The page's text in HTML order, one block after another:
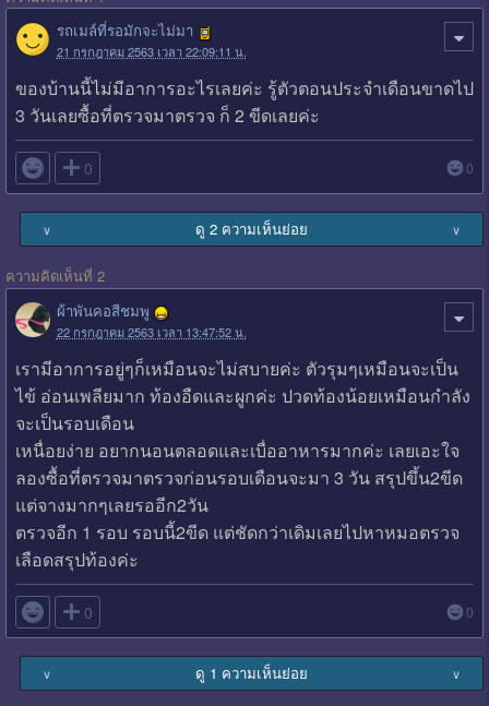
รถเมล์ที่รอมักจะไม่มา
21 กรกฎาคม 2563 เวลา 22:09:11 น.
ของบ้านนี้ไม่มีอาการอะไรเลยค่ะ รู้ตัวตอนประจำเดือนขาดไป
3 วันเลยซื้อที่ตรวจมาตรวจ ก็ 2 ขีดเลยค่ะ
 0 0
∨ ดู 2 ความเห็นย่อย ∨
ความคิดเห็นที่ 2
ผ้าพันคอสีชมพู
22 กรกฎาคม 2563 เวลา 13:47:52 น.
เรามีอาการอยู่ๆก็เหมือนจะไม่สบายค่ะ ตัวรุมๆเหมือนจะเป็น
ไข้ อ่อนเพลียมาก ท้องอืดและผูกค่ะ ปวดท้องน้อยเหมือนกำลัง
จะเป็นรอบเดือน
เหนื่อยง่าย อยากนอนตลอดและเบื่ออาหารมากค่ะ เลยเอะใจ
ลองซื้อที่ตรวจมาตรวจก่อนรอบเดือนจะมา 3 วัน สรุปขึ้น2ขีด
แต่จางมากๆเลยรออีก2วัน
ตรวจอีก 1 รอบ รอบนี้2ขีด แต่ชัดกว่าเดิมเลยไปหาหมอตรวจ
เลือดสรุปท้องค่ะ
 0 0
∨ ดู 1 ความเห็นย่อย ∨